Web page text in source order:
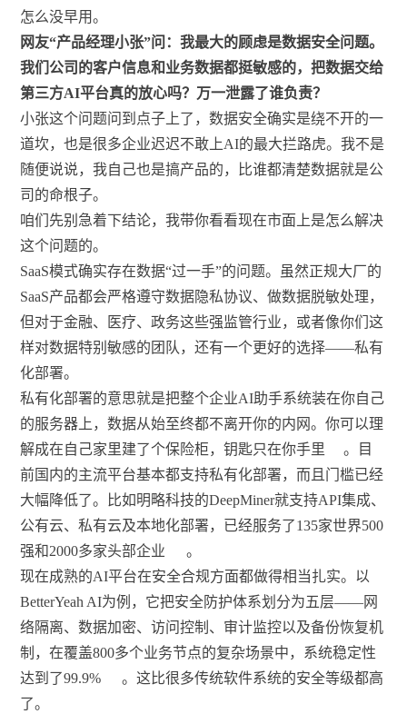
怎么没早用。
网友“产品经理小张”问：我最大的顾虑是数据安全问题。
我们公司的客户信息和业务数据都挺敏感的，把数据交给
第三方AI平台真的放心吗？万一泄露了谁负责？
小张这个问题问到点子上了，数据安全确实是绕不开的一
道坎，也是很多企业迟迟不敢上AI的最大拦路虎。我不是
随便说说，我自己也是搞产品的，比谁都清楚数据就是公
司的命根子。
咱们先别急着下结论，我带你看看现在市面上是怎么解决
这个问题的。
SaaS模式确实存在数据“过一手”的问题。虽然正规大厂的
SaaS产品都会严格遵守数据隐私协议、做数据脱敏处理，
但对于金融、医疗、政务这些强监管行业，或者像你们这
样对数据特别敏感的团队，还有一个更好的选择——私有
化部署。
私有化部署的意思就是把整个企业AI助手系统装在你自己
的服务器上，数据从始至终都不离开你的内网。你可以理
解成在自己家里建了个保险柜，钥匙只在你手里
。目
前国内的主流平台基本都支持私有化部署，而且门槛已经
大幅降低了。比如明略科技的DeepMiner就支持API集成、
公有云、私有云及本地化部署，已经服务了135家世界500
强和2000多家头部企业
。
现在成熟的AI平台在安全合规方面都做得相当扎实。以
BetterYeah AI为例，它把安全防护体系划分为五层——网
络隔离、数据加密、访问控制、审计监控以及备份恢复机
制，在覆盖800多个业务节点的复杂场景中，系统稳定性
达到了99.9%
。这比很多传统软件系统的安全等级都高
了。